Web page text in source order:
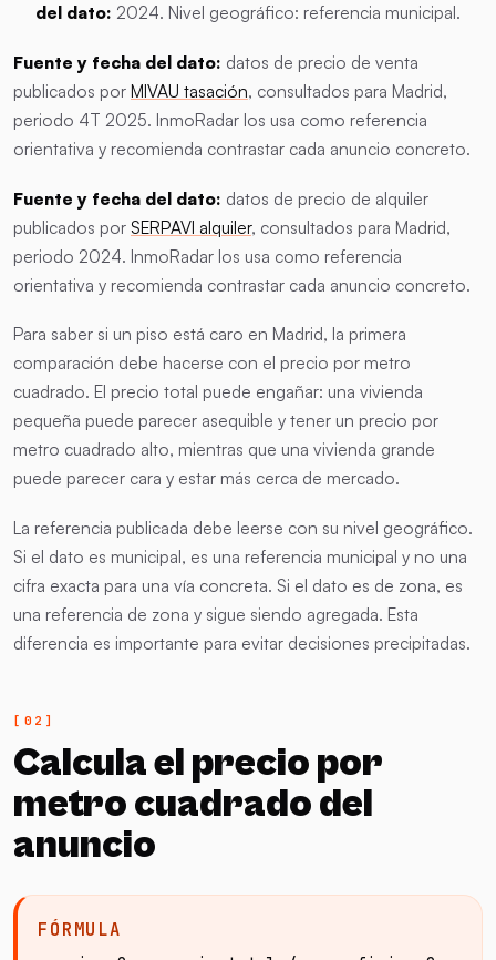
del dato: 2024. Nivel geográfico: referencia municipal.
Fuente y fecha del dato: datos de precio de venta
publicados por MIVAU tasación, consultados para Madrid,
periodo 4T 2025. InmoRadar los usa como referencia
orientativa y recomienda contrastar cada anuncio concreto.
Fuente y fecha del dato: datos de precio de alquiler
publicados por SERPAVI alquiler, consultados para Madrid,
periodo 2024. InmoRadar los usa como referencia
orientativa y recomienda contrastar cada anuncio concreto.
Para saber si un piso está caro en Madrid, la primera
comparación debe hacerse con el precio por metro
cuadrado. El precio total puede engañar: una vivienda
pequeña puede parecer asequible y tener un precio por
metro cuadrado alto, mientras que una vivienda grande
puede parecer cara y estar más cerca de mercado.
La referencia publicada debe leerse con su nivel geográfico.
Si el dato es municipal, es una referencia municipal y no una
cifra exacta para una vía concreta. Si el dato es de zona, es
una referencia de zona y sigue siendo agregada. Esta
diferencia es importante para evitar decisiones precipitadas.
Calcula el precio por
metro cuadrado del
anuncio
FÓRMULA